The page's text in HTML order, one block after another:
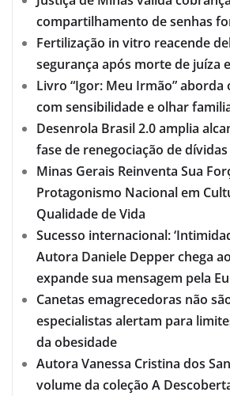
compartilhamento de senhas
Fertilização in vitro reacende
segurança após morte de juíza
Livro “Igor: Meu Irmão”
com sensibilidade e olhar
Desenrola Brasil 2.0 amplia
fase de renegociação de dívidas
Minas Gerais Reinventa Sua
Protagonismo Nacional em
Qualidade de Vida
Sucesso internacional:
Autora Daniele Depper chega
expande sua mensagem pela
Canetas emagrecedoras não
especialistas alertam para
da obesidade
Autora Vanessa Cristina dos
volume da coleção A